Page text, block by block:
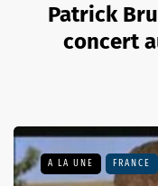
Patrick
concert
A LA UNE FRANCE